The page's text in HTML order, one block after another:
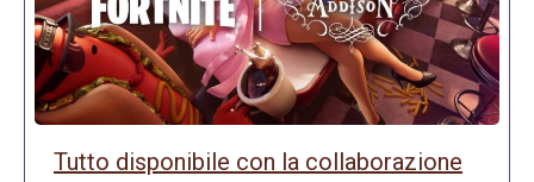
Tutto disponibile con la collaborazione